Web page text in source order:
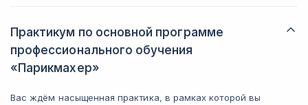
Практикум по основной программе
профессионального обучения
«Парикмахер»
Вас ждём насыщенная практика, в рамках которой вы